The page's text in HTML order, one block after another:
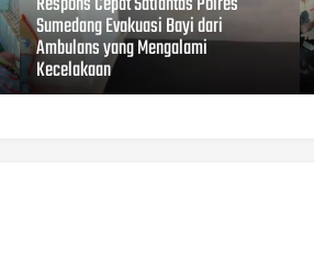
Sumedang Evakuasi Bayi dari
Ambulans yang Mengalami
Kecelakaan